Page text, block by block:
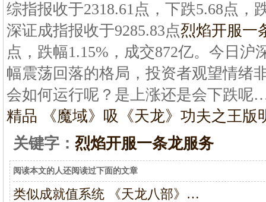
综指报收于2318.61点，下跌5.68点，
深证成指报收于9285.83点烈焰开服一
点，跌幅1.15%，成交872亿。今日沪
幅震荡回落的格局，投资者观望情绪
会如何运行呢？是上涨还是会下跌呢
精品 《魔域》吸 《天龙》功夫之王版
关键字： 烈焰开服一条龙服务
阅读本文的人还阅读过下面的文章
类似成就值系统 《天龙八部》…